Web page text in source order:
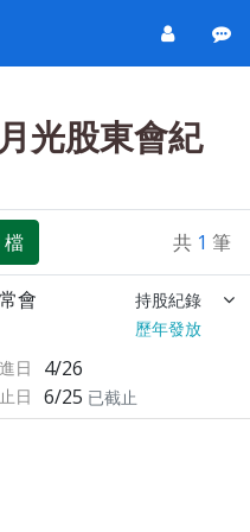
光股東會紀
檔 共 1 筆
會 持股紀錄
歷年發放
日 4/26
日 6/25 已截止